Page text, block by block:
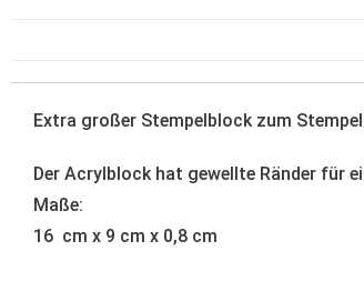
Extra großer Stempelblock zum
Der Acrylblock hat gewellte Ränder für
Maße:
16 cm x 9 cm x 0,8 cm